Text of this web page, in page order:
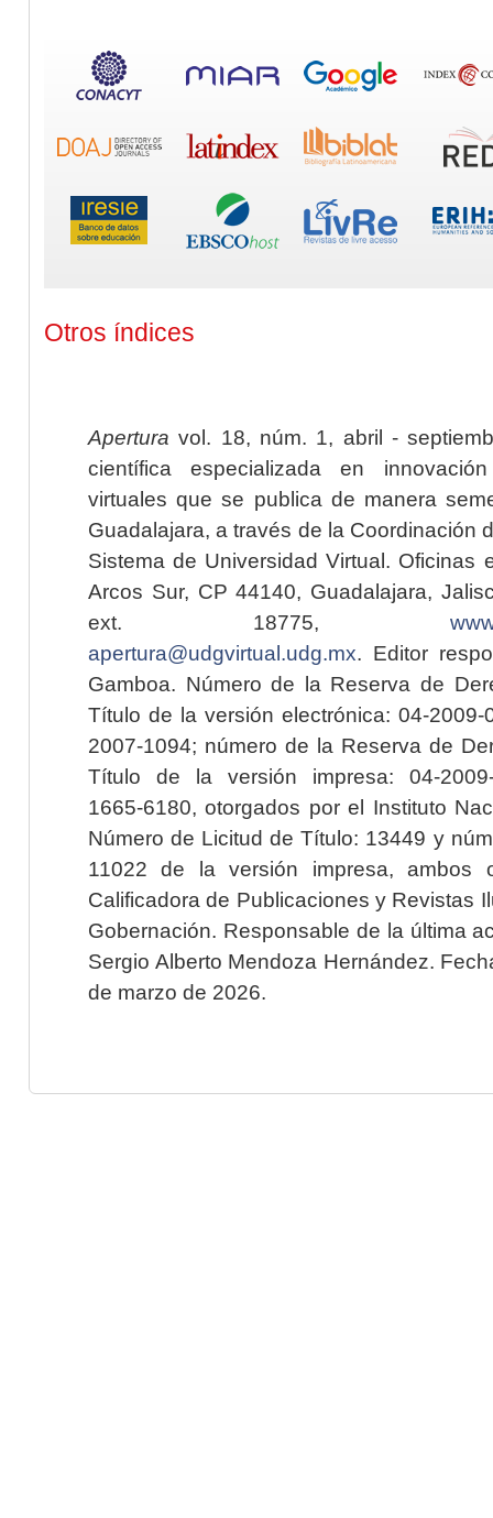
Otros índices
Apertura vol. 18, núm. 1, abril -
científica especializada en
virtuales que se publica de manera
Guadalajara, a través de la Coordinación
Sistema de Universidad Virtual. Oficinas
Arcos Sur, CP 44140, Guadalajara,
ext. 18775,
apertura@udgvirtual.udg.mx. Editor
Gamboa. Número de la Reserva de
Título de la versión electrónica: 04-2009-
2007-1094; número de la Reserva de
Título de la versión impresa: 04-2009-
1665-6180, otorgados por el Instituto
Número de Licitud de Título: 13449 y
11022 de la versión impresa, ambos
Calificadora de Publicaciones y Revistas
Gobernación. Responsable de la última
Sergio Alberto Mendoza Hernández.
de marzo de 2026.